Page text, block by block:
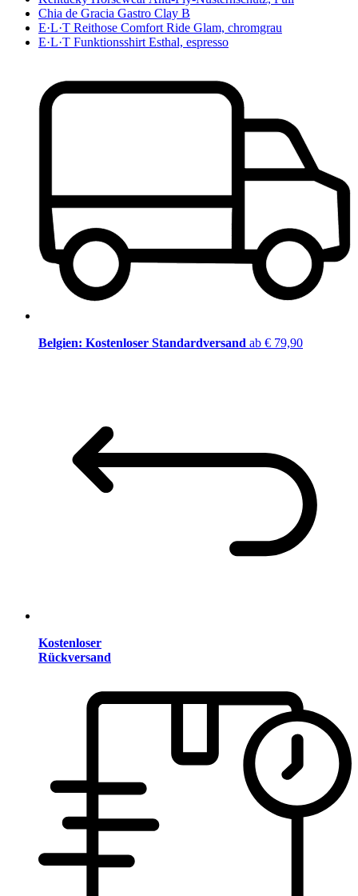
Chia de Gracia Gastro Clay B
E·L·T Reithose Comfort Ride Glam, chromgrau
E·L·T Funktionsshirt Esthal, espresso
Belgien: Kostenloser Standardversand ab € 79,90
Kostenloser
Rückversand